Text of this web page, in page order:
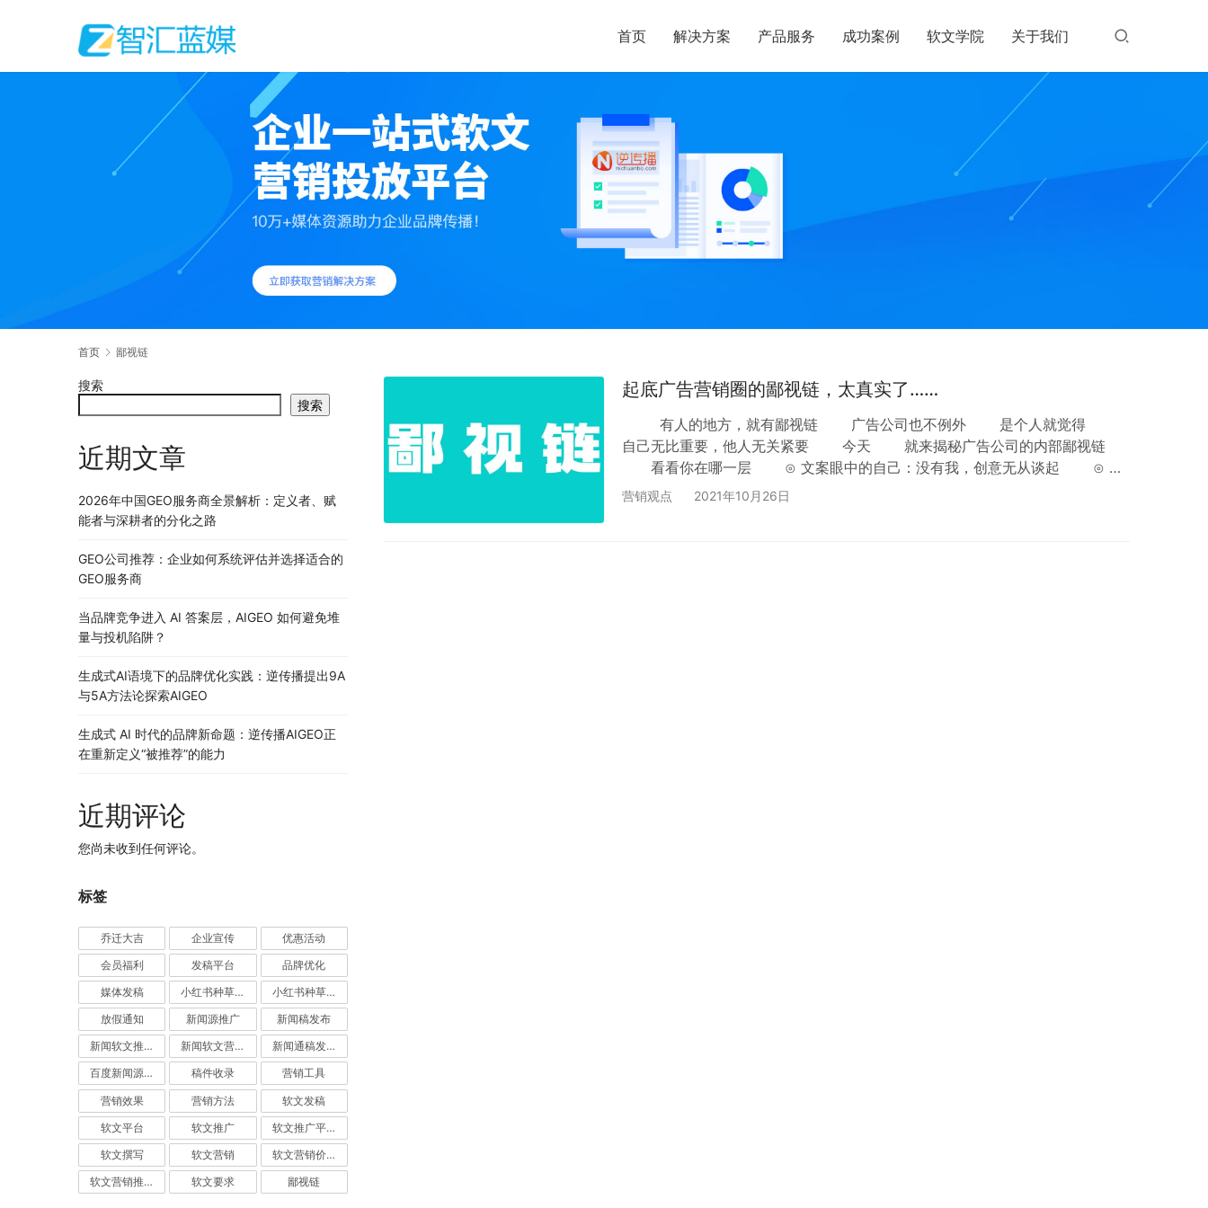
首页 解决方案 产品服务 成功案例 软文学院 关于我们
首页 鄙视链
起底广告营销圈的鄙视链，太真实了……
有人的地方，就有鄙视链 广告公司也不例外 是个人就觉得
自己无比重要，他人无关紧要 今天 就来揭秘广告公司的内部鄙视链
看看你在哪一层 ⊙ 文案眼中的自己：没有我，创意无从谈起 ⊙ 文
案眼中的设计：只会抹logo ⊙ 文案眼中的AE：传话的 ⊙ 文案眼中的策
营销观点 2021年10月26日
搜索
搜索
近期文章
2026年中国GEO服务商全景解析：定义者、赋
能者与深耕者的分化之路
GEO公司推荐：企业如何系统评估并选择适合的
GEO服务商
当品牌竞争进入 AI 答案层，AIGEO 如何避免堆
量与投机陷阱？
生成式AI语境下的品牌优化实践：逆传播提出9A
与5A方法论探索AIGEO
生成式 AI 时代的品牌新命题：逆传播AIGEO正
在重新定义“被推荐”的能力
近期评论
您尚未收到任何评论。
标签
乔迁大吉 企业宣传 优惠活动
会员福利 发稿平台 品牌优化
媒体发稿 小红书种草推广 小红书种草营销
放假通知 新闻源推广 新闻稿发布
新闻软文推广发稿 新闻软文营销推广 新闻通稿发布推广
百度新闻源发布 稿件收录 营销工具
营销效果 营销方法 软文发稿
软文平台 软文推广 软文推广平台
软文撰写 软文营销 软文营销价值
软文营销推广 软文要求 鄙视链